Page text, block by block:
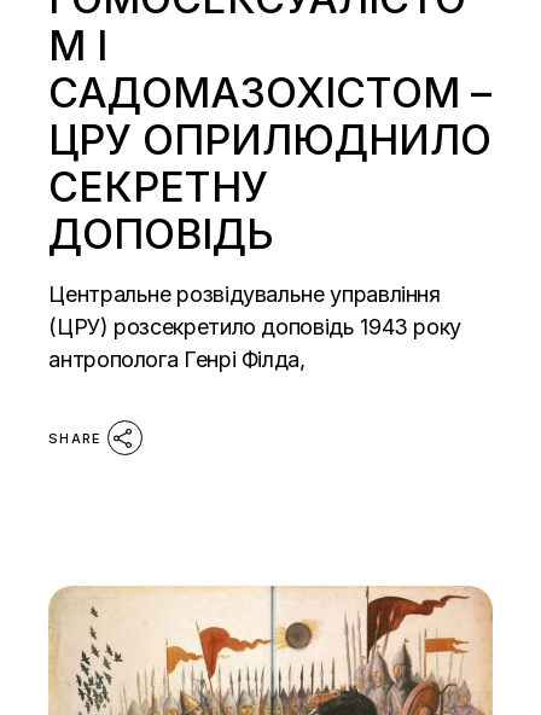
М І
САДОМАЗОХІСТОМ –
ЦРУ ОПРИЛЮДНИЛО
СЕКРЕТНУ
ДОПОВІДЬ
Центральне розвідувальне управління
(ЦРУ) розсекретило доповідь 1943 року
антрополога Генрі Філда,
SHARE